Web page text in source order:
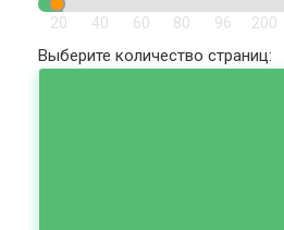
20 40 60 80 96 200
Выберите количество страниц: